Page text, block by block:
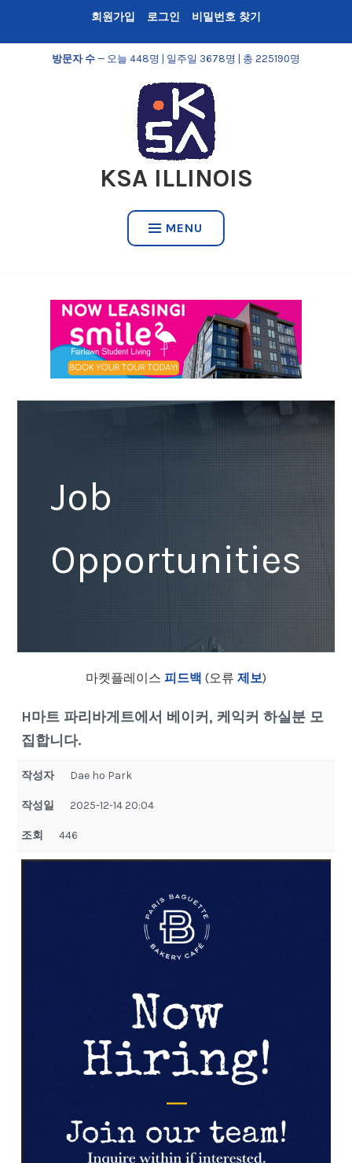
content
회원가입 로그인 비밀번호 찾기
방문자 수 — 오늘 448명 | 일주일 3678명 | 총 225190명
KSA ILLINOIS
MENU
Job
Opportunities
마켓플레이스 피드백 (오류 제보)
H마트 파리바게트에서 베이커, 케익커 하실분 모
집합니다.
작성자 Dae ho Park
작성일 2025-12-14 20:04
조회 446